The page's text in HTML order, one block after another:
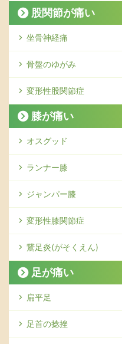
股関節が痛い
坐骨神経痛
骨盤のゆがみ
変形性股関節症
膝が痛い
オスグッド
ランナー膝
ジャンパー膝
変形性膝関節症
鵞足炎(がそくえん)
足が痛い
扁平足
足首の捻挫